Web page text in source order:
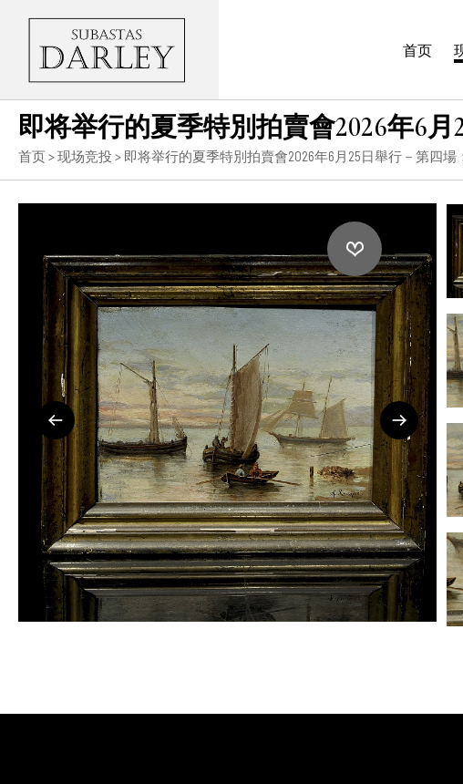
首页
即将举行的夏季特別拍賣會2026年6
首页>现场竞投> 即将举行的夏季特別拍賣會2026年6月25日舉行－第四場